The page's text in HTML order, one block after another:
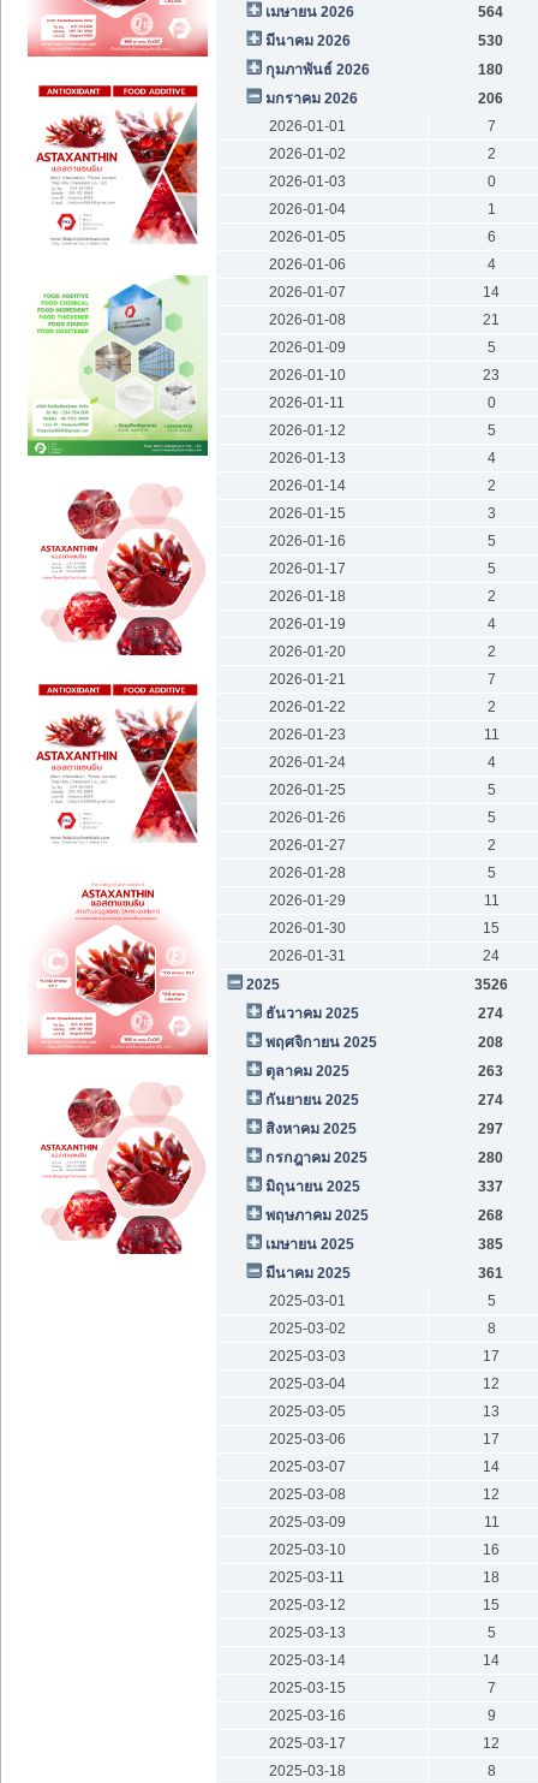
เมษายน 2026
564
มีนาคม 2026
530
กุมภาพันธ์ 2026
180
มกราคม 2026
206
2026-01-01
7
2026-01-02
2
2026-01-03
0
2026-01-04
1
2026-01-05
6
2026-01-06
4
2026-01-07
14
2026-01-08
21
2026-01-09
5
2026-01-10
23
2026-01-11
0
2026-01-12
5
2026-01-13
4
2026-01-14
2
2026-01-15
3
2026-01-16
5
2026-01-17
5
2026-01-18
2
2026-01-19
4
2026-01-20
2
2026-01-21
7
2026-01-22
2
2026-01-23
11
2026-01-24
4
2026-01-25
5
2026-01-26
5
2026-01-27
2
2026-01-28
5
2026-01-29
11
2026-01-30
15
2026-01-31
24
2025
3526
ธันวาคม 2025
274
พฤศจิกายน 2025
208
ตุลาคม 2025
263
กันยายน 2025
274
สิงหาคม 2025
297
กรกฎาคม 2025
280
มิถุนายน 2025
337
พฤษภาคม 2025
268
เมษายน 2025
385
มีนาคม 2025
361
2025-03-01
5
2025-03-02
8
2025-03-03
17
2025-03-04
12
2025-03-05
13
2025-03-06
17
2025-03-07
14
2025-03-08
12
2025-03-09
11
2025-03-10
16
2025-03-11
18
2025-03-12
15
2025-03-13
5
2025-03-14
14
2025-03-15
7
2025-03-16
9
2025-03-17
12
2025-03-18
8